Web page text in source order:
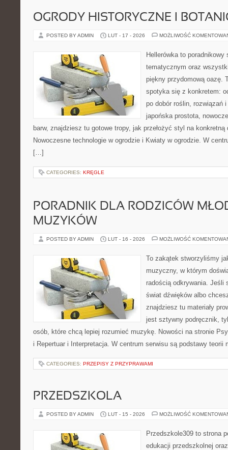
OGRODY HISTORYCZNE I
POSTED BY ADMIN LUT - 17 - 2026 MOŻLIWOŚĆ
Hellerówka to
tematycznym oraz
piękny przydomową oazę.
spotyka się z konkretem:
po dobór roślin, rozwiązań
japońska prostota,
barw, znajdziesz tu gotowe tropy, jak przełożyć styl na konkretną
Nowoczesne technologie w ogrodzie i Kwiaty w ogrodzie. W
[…]
CATEGORIES: KRĘGLE
PORADNIK DLA RODZICÓW
MUZYKÓW
POSTED BY ADMIN LUT - 16 - 2026 MOŻLIWOŚĆ
To zakątek stworzyliśmy
muzyczny, w którym
radością odkrywania. Jeśli
świat dźwięków albo
znajdziesz tu materiały
jest sztywny podręcznik,
osób, które chcą lepiej rozumieć muzykę. Nowości na stronie
i Repertuar i Interpretacja. W centrum serwisu są podstawy
CATEGORIES: PRZEPISY Z PRZYPRAWAMI
PRZEDSZKOLA
POSTED BY ADMIN LUT - 15 - 2026 MOŻLIWOŚĆ
Przedszkole309 to strona
edukacji przedszkolnej